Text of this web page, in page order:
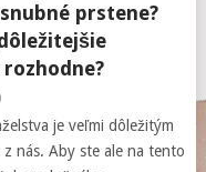
prstene?
je veľmi dôležitým
nás. Aby ste ale na tento